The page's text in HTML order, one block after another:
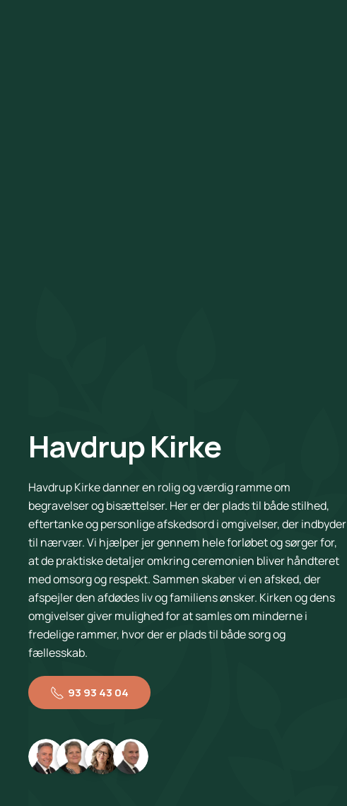
Havdrup Kirke
Havdrup Kirke danner en rolig og værdig ramme om
begravelser og bisættelser. Her er der plads til både stilhed,
eftertanke og personlige afskedsord i omgivelser, der indbyder
til nærvær. Vi hjælper jer gennem hele forløbet og sørger for,
at de praktiske detaljer omkring ceremonien bliver håndteret
med omsorg og respekt. Sammen skaber vi en afsked, der
afspejler den afdødes liv og familiens ønsker. Kirken og dens
omgivelser giver mulighed for at samles om minderne i
fredelige rammer, hvor der er plads til både sorg og
fællesskab.
93 93 43 04